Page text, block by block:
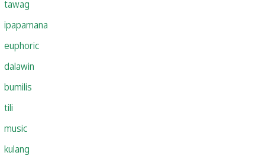
tawag
ipapamana
euphoric
dalawin
bumilis
tili
music
kulang